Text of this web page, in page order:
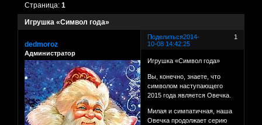
Игрушка «Символ года»
Страница:1
Поделиться 1
2014-
10-08 14:42:25
dedmoroz
Администратор
Игрушка «Символ года»
Вы, конечно, знаете, что
символом наступающего
2015 года является Овечка.
Милая и симпатичная, наша
Овечка продолжает серию